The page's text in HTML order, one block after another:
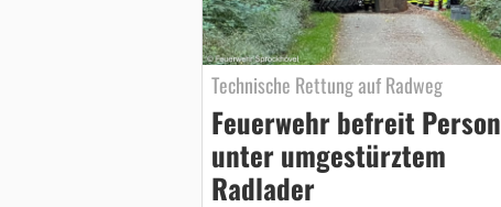
Technische Rettung auf Radweg
Feuerwehr befreit Person
unter umgestürztem
Radlader